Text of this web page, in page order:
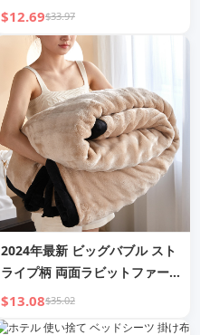
団カバーウォッシュドコットン
ダブルベッドシーツシングル掛
布団カバーセット工場から
$12.69$33.97
2024年最新 ビッグバブル スト
ライプ柄 両面ラビットファーブ
ランケット 家庭用、昼寝用、オ
フィス用、寝室用
$13.08$35.02